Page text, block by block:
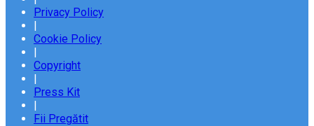
Privacy Policy
|
Cookie Policy
|
Copyright
|
Press Kit
|
Fii Pregătit